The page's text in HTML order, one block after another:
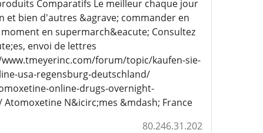
Comparatifs Le meilleur chaque jour
et bien d'autres &agrave; commander en
en supermarch&eacute; Consultez
envoi de lettres
forum/topic/kaufen-sie-
usa-regensburg-deutschland/
online-drugs-overnight-
N&icirc;mes &mdash; France
80.246.31.202